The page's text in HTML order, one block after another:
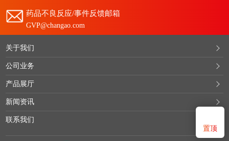
药品不良反应/事件反馈邮箱
GVP@changao.com
置顶
关于我们
公司业务
产品展厅
新闻资讯
联系我们